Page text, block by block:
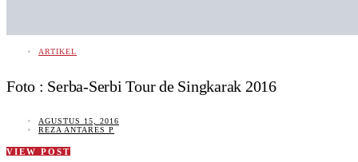
ARTIKEL
Foto : Serba-Serbi Tour de Singkarak 2016
AGUSTUS 15, 2016
REZA ANTARES P
VIEW POST